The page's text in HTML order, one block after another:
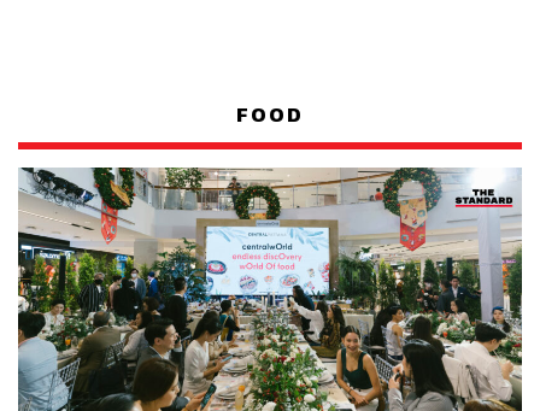
FOOD